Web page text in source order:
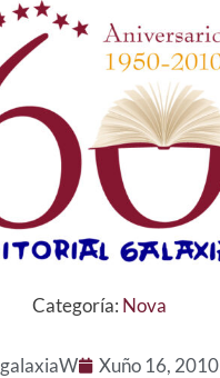
Categoría: Nova
galaxiaW Xuño 16, 2010